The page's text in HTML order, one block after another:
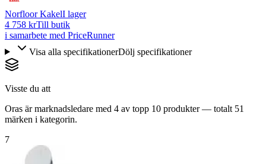
Norfloor KakelI lager
4 758 krTill butik
i samarbete med PriceRunner
Visa alla specifikationerDölj specifikationer
Visste du att
Oras är marknadsledare med 4 av topp 10 produkter — totalt 51
märken i kategorin.
7